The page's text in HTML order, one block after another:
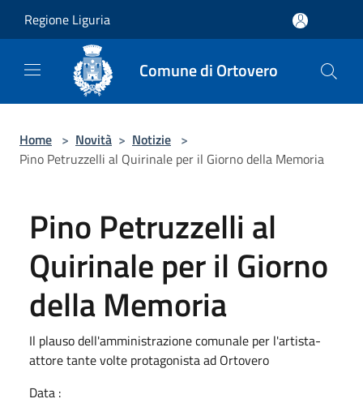
Regione Liguria
Comune di Ortovero
Home > Novità > Notizie >
Pino Petruzzelli al Quirinale per il Giorno della Memoria
Pino Petruzzelli al
Quirinale per il Giorno
della Memoria
Il plauso dell'amministrazione comunale per l'artista-
attore tante volte protagonista ad Ortovero
Data :